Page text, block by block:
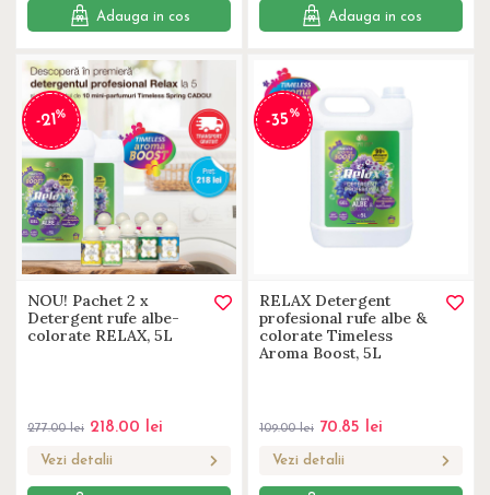
Adauga in cos Adauga in cos
-21%
NOU! Pachet 2 x
Detergent rufe albe-
colorate RELAX, 5L
277.00 lei 218.00 lei
Vezi detalii
-35%
RELAX Detergent
profesional rufe albe &
colorate Timeless
Aroma Boost, 5L
109.00 lei 70.85 lei
Vezi detalii